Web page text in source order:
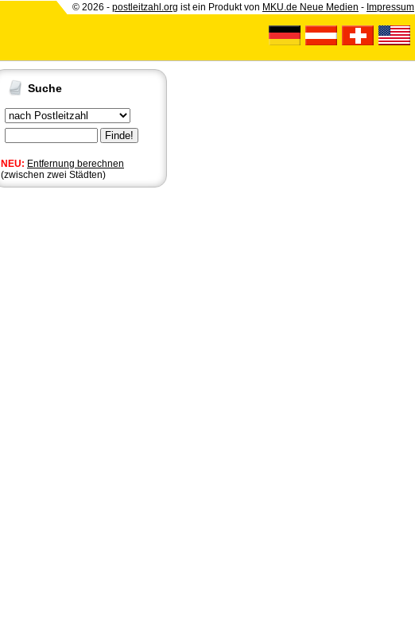
© 2026 - postleitzahl.org ist ein Produkt von MKU.de Neue Medien - Impressum
Suche
NEU: Entfernung berechnen
(zwischen zwei Städten)